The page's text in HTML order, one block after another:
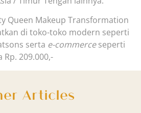
Queen Makeup Transformation
di toko-toko modern seperti
serta e-commerceseperti
Rp. 209.000,-
Articles